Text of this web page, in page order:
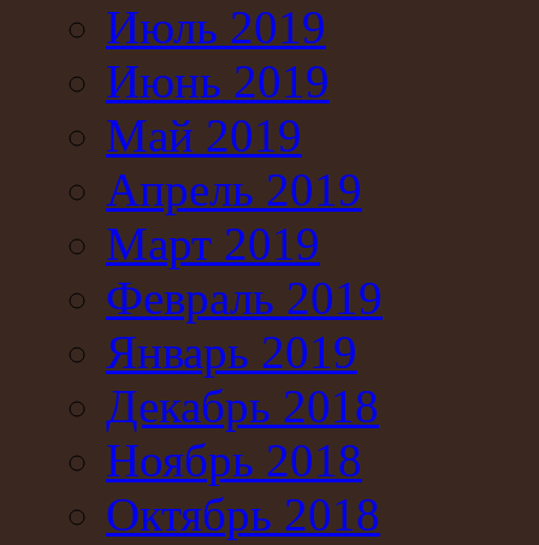
Июль 2019
Июнь 2019
Май 2019
Апрель 2019
Март 2019
Февраль 2019
Январь 2019
Декабрь 2018
Ноябрь 2018
Октябрь 2018